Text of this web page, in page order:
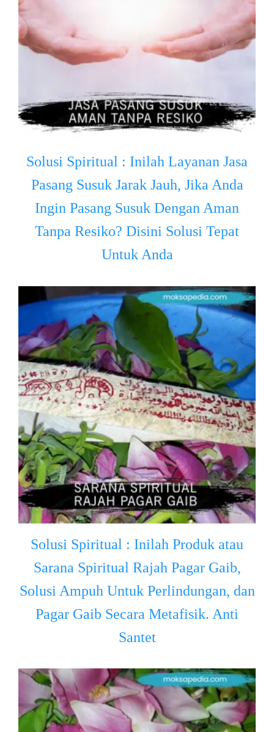
Solusi Spiritual : Inilah Layanan Jasa
Pasang Susuk Jarak Jauh, Jika Anda
Ingin Pasang Susuk Dengan Aman
Tanpa Resiko? Disini Solusi Tepat
Untuk Anda
Solusi Spiritual : Inilah Produk atau
Sarana Spiritual Rajah Pagar Gaib,
Solusi Ampuh Untuk Perlindungan, dan
Pagar Gaib Secara Metafisik. Anti
Santet